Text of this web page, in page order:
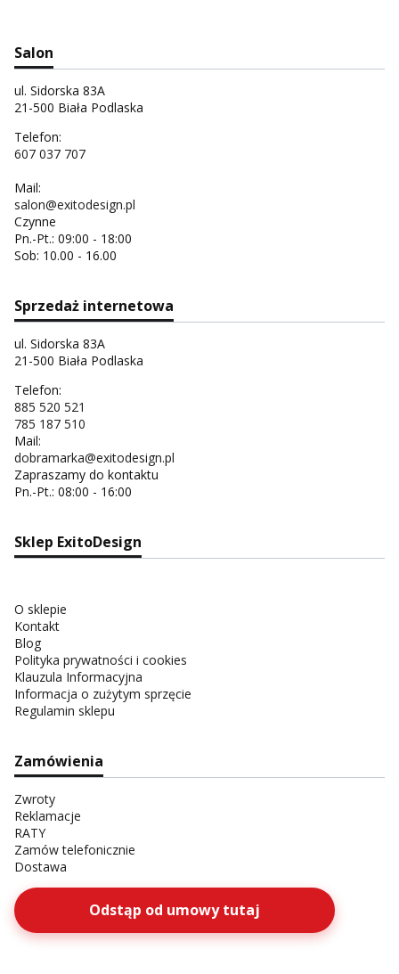
Salon
ul. Sidorska 83A
21-500 Biała Podlaska
Telefon:
607 037 707
Mail:
salon@exitodesign.pl
Czynne
Pn.-Pt.: 09:00 - 18:00
Sob: 10.00 - 16.00
Sprzedaż internetowa
ul. Sidorska 83A
21-500 Biała Podlaska
Telefon:
885 520 521
785 187 510
Mail:
dobramarka@exitodesign.pl
Zapraszamy do kontaktu
Pn.-Pt.: 08:00 - 16:00
Sklep ExitoDesign
O sklepie
Kontakt
Blog
Polityka prywatności i cookies
Klauzula Informacyjna
Informacja o zużytym sprzęcie
Regulamin sklepu
Zamówienia
Zwroty
Reklamacje
RATY
Zamów telefonicznie
Dostawa
Odstąp od umowy tutaj